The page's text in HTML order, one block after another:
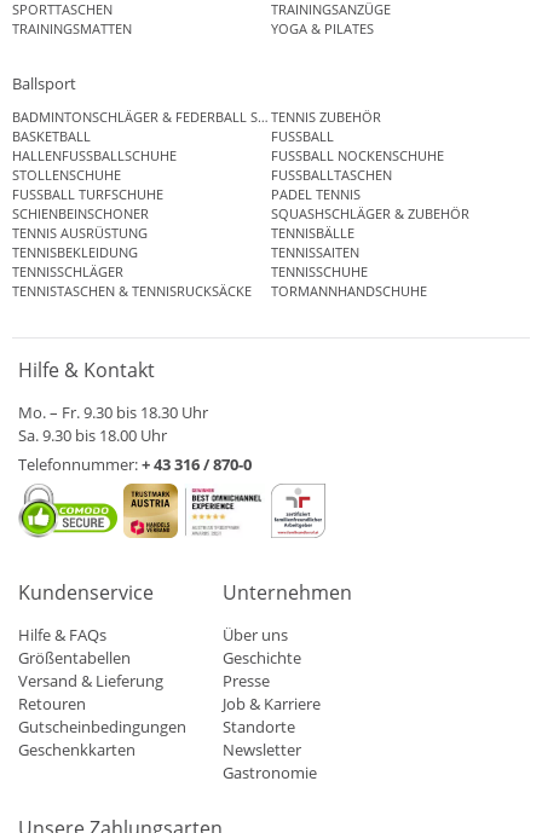
SPORTTASCHEN
TRAININGSANZÜGE
TRAININGSMATTEN
YOGA & PILATES
Ballsport
BADMINTONSCHLÄGER & FEDERBALL SETSTENNIS ZUBEHÖR
BASKETBALL
FUSSBALL
HALLENFUSSBALLSCHUHE
FUSSBALL NOCKENSCHUHE
STOLLENSCHUHE
FUSSBALLTASCHEN
FUSSBALL TURFSCHUHE
PADEL TENNIS
SCHIENBEINSCHONER
SQUASHSCHLÄGER & ZUBEHÖR
TENNIS AUSRÜSTUNG
TENNISBÄLLE
TENNISBEKLEIDUNG
TENNISSAITEN
TENNISSCHLÄGER
TENNISSCHUHE
TENNISTASCHEN & TENNISRUCKSÄCKE
TORMANNHANDSCHUHE
Hilfe & Kontakt
Mo. – Fr. 9.30 bis 18.30 Uhr
Sa. 9.30 bis 18.00 Uhr
Telefonnummer:+ 43 316 / 870-0
Kundenservice
Hilfe & FAQs
Größentabellen
Versand & Lieferung
Retouren
Gutscheinbedingungen
Geschenkkarten
Unternehmen
Über uns
Geschichte
Presse
Job & Karriere
Standorte
Newsletter
Gastronomie